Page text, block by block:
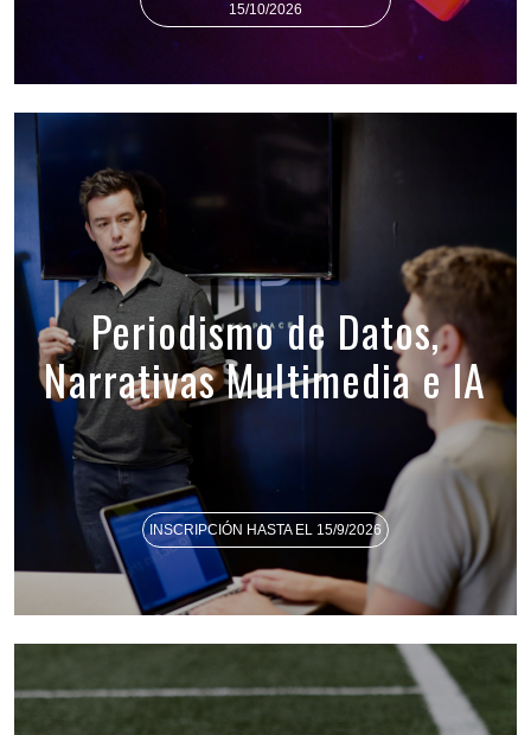
15/10/2026
Periodismo de Datos,
Narrativas Multimedia e IA
INSCRIPCIÓN HASTA EL 15/9/2026